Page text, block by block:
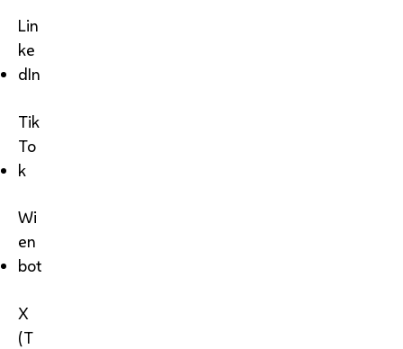
Lin
ke
dIn
Tik
To
k
Wi
en
bot
X
(T